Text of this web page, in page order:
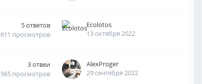
5ответов
611 просмотров
Ecolotos
13 октября 2022
3отвеи
565 просмотров
AlexProger
29 сентября 2022